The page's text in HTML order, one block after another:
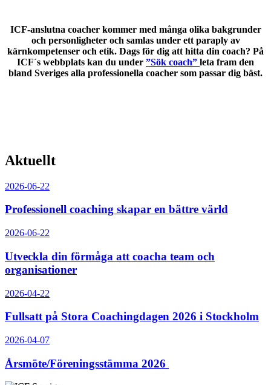
ICF-anslutna coacher kommer med många olika bakgrunder
och personligheter och samlas under ett paraply av
kärnkompetenser och etik. Dags för dig att hitta din coach? På
ICF´s webbplats kan du under ”Sök coach” leta fram den
bland Sveriges alla professionella coacher som passar dig bäst.
Aktuellt
2026-06-22
Professionell coaching skapar en bättre värld
2026-06-22
Utveckla din förmåga att coacha team och
organisationer
2026-04-22
Fullsatt på Stora Coachingdagen 2026 i Stockholm
2026-04-07
Årsmöte/Föreningsstämma 2026